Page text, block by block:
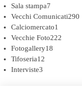
Sala stampa7
Vecchi Comunicati290
Calciomercato1
Vecchie Foto222
Fotogallery18
Tifoseria12
Interviste3